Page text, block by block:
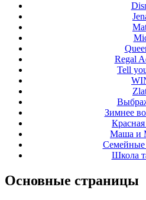
Regal
Tell
Зимнее
Маша и
Семейные
Школа
Основные страницы